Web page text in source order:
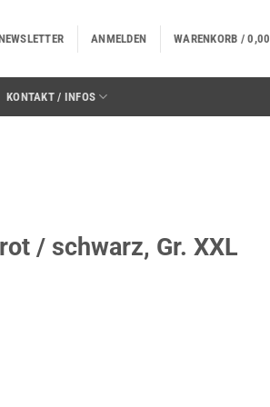
ANMELDEN WARENKORB /0,00
KONTAKT / INFOS
/ schwarz, Gr. XXL